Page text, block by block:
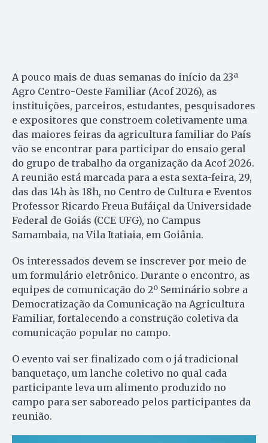
A pouco mais de duas semanas do início da 23ª
Agro Centro-Oeste Familiar (Acof 2026), as
instituições, parceiros, estudantes, pesquisadores
e expositores que constroem coletivamente uma
das maiores feiras da agricultura familiar do País
vão se encontrar para participar do ensaio geral
do grupo de trabalho da organização da Acof 2026.
A reunião está marcada para a esta sexta-feira, 29,
das das 14h às 18h, no Centro de Cultura e Eventos
Professor Ricardo Freua Bufáiçal da Universidade
Federal de Goiás (CCE UFG), no Campus
Samambaia, na Vila Itatiaia, em Goiânia.
Os interessados devem se inscrever por meio de
um formulário eletrônico. Durante o encontro, as
equipes de comunicação do 2º Seminário sobre a
Democratização da Comunicação na Agricultura
Familiar, fortalecendo a construção coletiva da
comunicação popular no campo.
O evento vai ser finalizado com o já tradicional
banquetaço, um lanche coletivo no qual cada
participante leva um alimento produzido no
campo para ser saboreado pelos participantes da
reunião.